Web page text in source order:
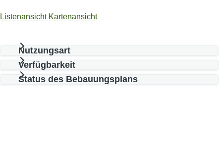
Listenansicht Kartenansicht
Nutzungsart
Verfügbarkeit
Status des Bebauungsplans